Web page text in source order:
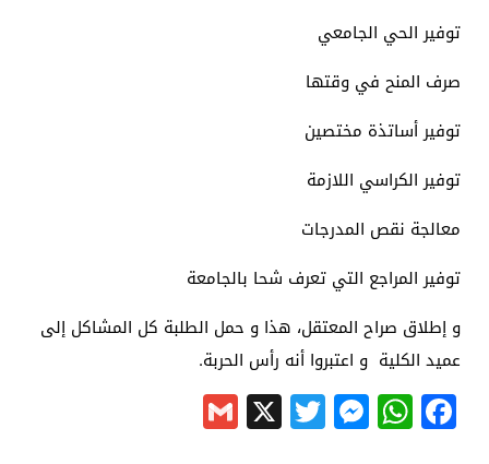
توفير الحي الجامعي
صرف المنح في وقتها
توفير أساتذة مختصين
توفير الكراسي اللازمة
معالجة نقص المدرجات
توفير المراجع التي تعرف شحا بالجامعة
و إطلاق صراح المعتقل، هذا و حمل الطلبة كل المشاكل إلى
عميد الكلية و اعتبروا أنه رأس الحربة.
Facebook
WhatsApp
Messenger
Twitter
X